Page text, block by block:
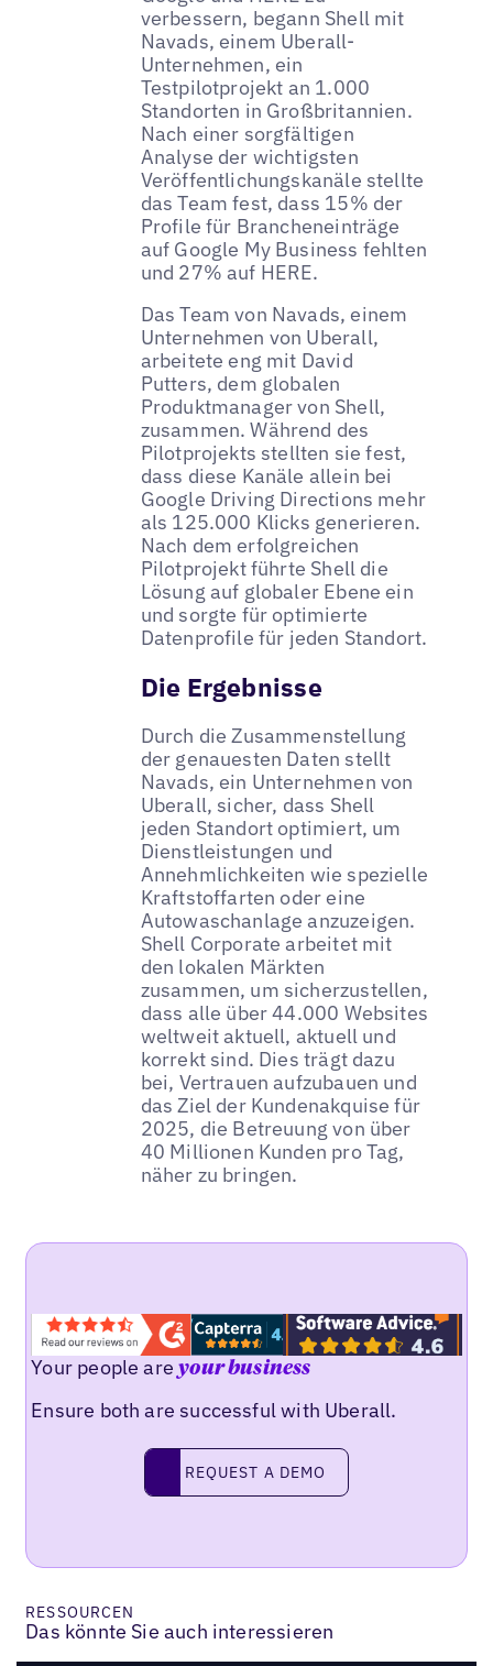
verbessern, begann Shell mit
Navads, einem Uberall-
Unternehmen, ein
Testpilotprojekt an 1.000
Standorten in Großbritannien.
Nach einer sorgfältigen
Analyse der wichtigsten
Veröffentlichungskanäle stellte
das Team fest, dass 15% der
Profile für Brancheneinträge
auf Google My Business fehlten
und 27% auf HERE.
Das Team von Navads, einem
Unternehmen von Uberall,
arbeitete eng mit David
Putters, dem globalen
Produktmanager von Shell,
zusammen. Während des
Pilotprojekts stellten sie fest,
dass diese Kanäle allein bei
Google Driving Directions mehr
als 125.000 Klicks generieren.
Nach dem erfolgreichen
Pilotprojekt führte Shell die
Lösung auf globaler Ebene ein
und sorgte für optimierte
Datenprofile für jeden Standort.
Die Ergebnisse
Durch die Zusammenstellung
der genauesten Daten stellt
Navads, ein Unternehmen von
Uberall, sicher, dass Shell
jeden Standort optimiert, um
Dienstleistungen und
Annehmlichkeiten wie spezielle
Kraftstoffarten oder eine
Autowaschanlage anzuzeigen.
Shell Corporate arbeitet mit
den lokalen Märkten
zusammen, um sicherzustellen,
dass alle über 44.000 Websites
weltweit aktuell, aktuell und
korrekt sind. Dies trägt dazu
bei, Vertrauen aufzubauen und
das Ziel der Kundenakquise für
2025, die Betreuung von über
40 Millionen Kunden pro Tag,
näher zu bringen.
Your people areyour business
Ensure both are successful with Uberall.
request a demo
REQUEST A DEMO
RESSOURCEN
Das könnte Sie auch interessieren